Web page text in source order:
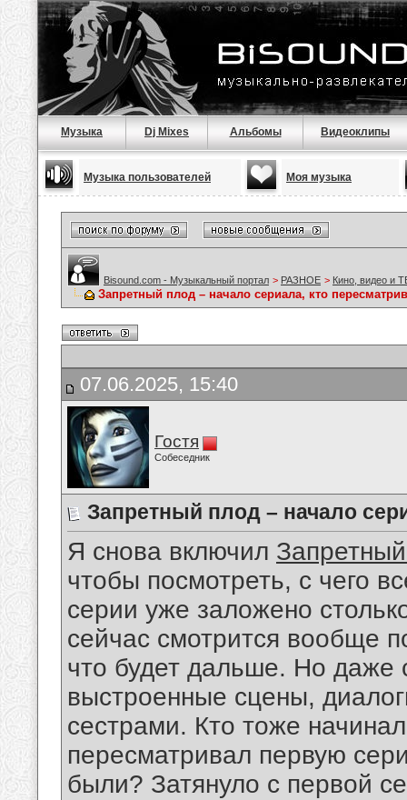
Музыка Dj Mixes Альбомы Видеоклипы
Музыка пользователей Моя музыка
Bisound.com - Музыкальный портал > РАЗНОЕ > Кино, видео и
Запретный плод – начало сериала, кто
07.06.2025, 15:40
Гостя
Собеседник
Запретный плод – начало
Я снова включил
чтобы посмотреть, с чего
серии уже заложено
сейчас смотрится вообще
что будет дальше. Но даже
выстроенные сцены,
сестрами. Кто тоже
пересматривал первую
были? Затянуло с первой